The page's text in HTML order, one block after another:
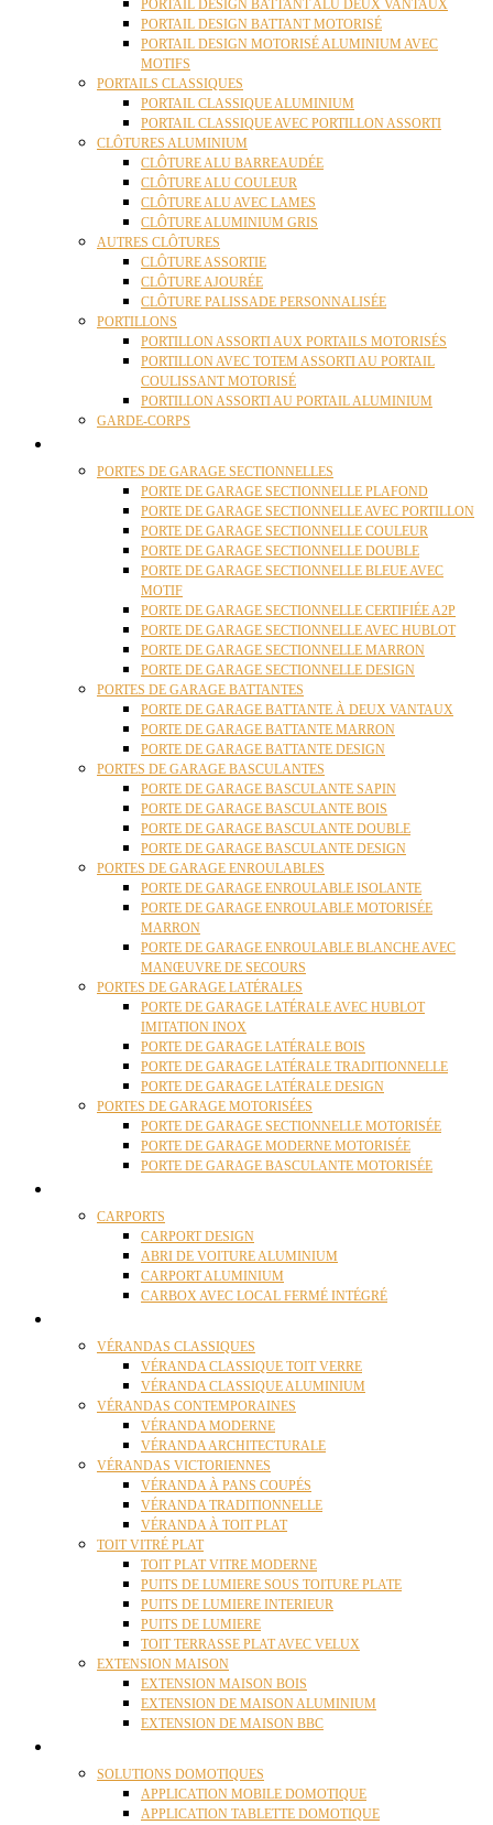
PORTAIL DESIGN BATTANT ALU DEUX VANTAUX
PORTAIL DESIGN BATTANT MOTORISÉ
PORTAIL DESIGN MOTORISÉ ALUMINIUM AVEC
MOTIFS
PORTAILS CLASSIQUES
PORTAIL CLASSIQUE ALUMINIUM
PORTAIL CLASSIQUE AVEC PORTILLON ASSORTI
CLÔTURES ALUMINIUM
CLÔTURE ALU BARREAUDÉE
CLÔTURE ALU COULEUR
CLÔTURE ALU AVEC LAMES
CLÔTURE ALUMINIUM GRIS
AUTRES CLÔTURES
CLÔTURE ASSORTIE
CLÔTURE AJOURÉE
CLÔTURE PALISSADE PERSONNALISÉE
PORTILLONS
PORTILLON ASSORTI AUX PORTAILS MOTORISÉS
PORTILLON AVEC TOTEM ASSORTI AU PORTAIL
COULISSANT MOTORISÉ
PORTILLON ASSORTI AU PORTAIL ALUMINIUM
GARDE-CORPS
PORTES DE GARAGE SECTIONNELLES
PORTE DE GARAGE SECTIONNELLE PLAFOND
PORTE DE GARAGE SECTIONNELLE AVEC PORTILLON
PORTE DE GARAGE SECTIONNELLE COULEUR
PORTE DE GARAGE SECTIONNELLE DOUBLE
PORTE DE GARAGE SECTIONNELLE BLEUE AVEC
MOTIF
PORTE DE GARAGE SECTIONNELLE CERTIFIÉE A2P
PORTE DE GARAGE SECTIONNELLE AVEC HUBLOT
PORTE DE GARAGE SECTIONNELLE MARRON
PORTE DE GARAGE SECTIONNELLE DESIGN
PORTES DE GARAGE BATTANTES
PORTE DE GARAGE BATTANTE À DEUX VANTAUX
PORTE DE GARAGE BATTANTE MARRON
PORTE DE GARAGE BATTANTE DESIGN
PORTES DE GARAGE BASCULANTES
PORTE DE GARAGE BASCULANTE SAPIN
PORTE DE GARAGE BASCULANTE BOIS
PORTE DE GARAGE BASCULANTE DOUBLE
PORTE DE GARAGE BASCULANTE DESIGN
PORTES DE GARAGE ENROULABLES
PORTE DE GARAGE ENROULABLE ISOLANTE
PORTE DE GARAGE ENROULABLE MOTORISÉE
MARRON
PORTE DE GARAGE ENROULABLE BLANCHE AVEC
MANŒUVRE DE SECOURS
PORTES DE GARAGE LATÉRALES
PORTE DE GARAGE LATÉRALE AVEC HUBLOT
IMITATION INOX
PORTE DE GARAGE LATÉRALE BOIS
PORTE DE GARAGE LATÉRALE TRADITIONNELLE
PORTE DE GARAGE LATÉRALE DESIGN
PORTES DE GARAGE MOTORISÉES
PORTE DE GARAGE SECTIONNELLE MOTORISÉE
PORTE DE GARAGE MODERNE MOTORISÉE
PORTE DE GARAGE BASCULANTE MOTORISÉE
CARPORTS
CARPORT DESIGN
ABRI DE VOITURE ALUMINIUM
CARPORT ALUMINIUM
CARBOX AVEC LOCAL FERMÉ INTÉGRÉ
VÉRANDAS CLASSIQUES
VÉRANDA CLASSIQUE TOIT VERRE
VÉRANDA CLASSIQUE ALUMINIUM
VÉRANDAS CONTEMPORAINES
VÉRANDA MODERNE
VÉRANDA ARCHITECTURALE
VÉRANDAS VICTORIENNES
VÉRANDA À PANS COUPÉS
VÉRANDA TRADITIONNELLE
VÉRANDA À TOIT PLAT
TOIT VITRÉ PLAT
TOIT PLAT VITRE MODERNE
PUITS DE LUMIERE SOUS TOITURE PLATE
PUITS DE LUMIERE INTERIEUR
PUITS DE LUMIERE
TOIT TERRASSE PLAT AVEC VELUX
EXTENSION MAISON
EXTENSION MAISON BOIS
EXTENSION DE MAISON ALUMINIUM
EXTENSION DE MAISON BBC
SOLUTIONS DOMOTIQUES
APPLICATION MOBILE DOMOTIQUE
APPLICATION TABLETTE DOMOTIQUE